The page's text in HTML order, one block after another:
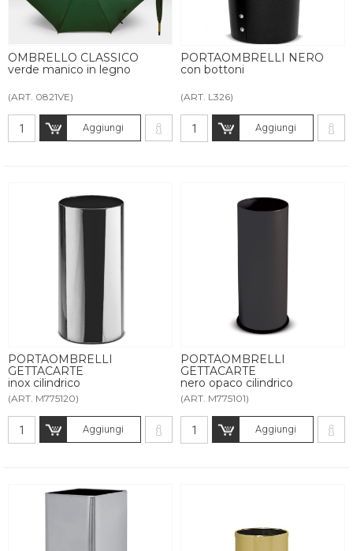
OMBRELLO CLASSICO
verde manico in legno
(ART. 0821VE)
Aggiungi
PORTAOMBRELLI NERO
con bottoni
(ART. L326)
Aggiungi
PORTAOMBRELLI
GETTACARTE
inox cilindrico
(ART. M775120)
Aggiungi
PORTAOMBRELLI
GETTACARTE
nero opaco cilindrico
(ART. M775101)
Aggiungi